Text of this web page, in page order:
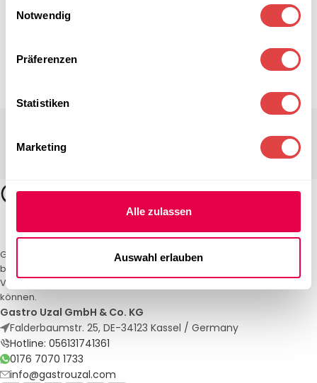
Notwendig
Präferenzen
Statistiken
Marketing
Alle zulassen
Auswahl erlauben
Gastro Uzal – Ihr Spezialist für Gastronomiemöbel und -textilien. Wir
bieten maßgeschneiderte Lösungen für Restaurants, Hotels und
Veranstaltungen. Qualität und Service, auf die Sie sich verlassen
können.
Gastro Uzal GmbH & Co. KG
Falderbaumstr. 25, DE-34123 Kassel / Germany
Hotline: 056131741361
0176 7070 1733
info@gastrouzal.com